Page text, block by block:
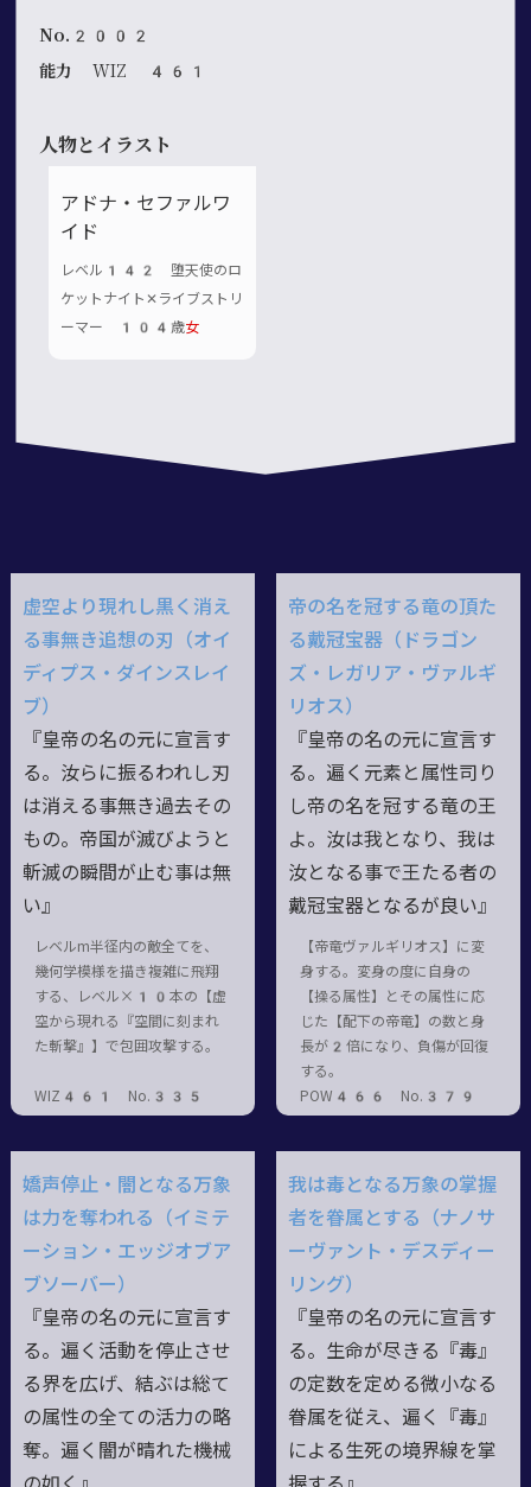
No.2002
能力WIZ 461
人物とイラスト
アドナ・セファルワ
イド
レベル142 堕天使のロ
ケットナイト✕ライブストリ
ーマー 104歳女
虚空より現れし黒く消え
る事無き追想の刃（オイ
ディプス・ダインスレイ
ブ）
『皇帝の名の元に宣言す
る。汝らに振るわれし刃
は消える事無き過去その
もの。帝国が滅びようと
斬滅の瞬間が止む事は無
い』
レベルm半径内の敵全てを、
幾何学模様を描き複雑に飛翔
する、レベル×10本の【虚
空から現れる『空間に刻まれ
た斬撃』】で包囲攻撃する。
WIZ461 No.335
帝の名を冠する竜の頂た
る戴冠宝器（ドラゴン
ズ・レガリア・ヴァルギ
リオス）
『皇帝の名の元に宣言す
る。遍く元素と属性司り
し帝の名を冠する竜の王
よ。汝は我となり、我は
汝となる事で王たる者の
戴冠宝器となるが良い』
【帝竜ヴァルギリオス】に変
身する。変身の度に自身の
【操る属性】とその属性に応
じた【配下の帝竜】の数と身
長が2倍になり、負傷が回復
する。
POW466 No.379
嬌声停止・闇となる万象
は力を奪われる（イミテ
ーション・エッジオブア
ブソーバー）
『皇帝の名の元に宣言す
る。遍く活動を停止させ
る界を広げ、結ぶは総て
の属性の全ての活力の略
奪。遍く闇が晴れた機械
我は毒となる万象の掌握
者を眷属とする（ナノサ
ーヴァント・デスディー
リング）
『皇帝の名の元に宣言す
る。生命が尽きる『毒』
の定数を定める微小なる
眷属を従え、遍く『毒』
による生死の境界線を掌